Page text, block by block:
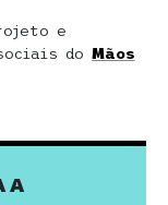
e
doMãos
A